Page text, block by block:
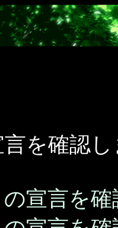
を確認
の宣言を